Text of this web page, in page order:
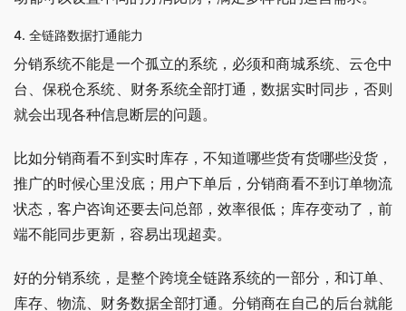
4. 全链路数据打通能力
分销系统不能是一个孤立的系统，必须和商城系统、云仓中
台、保税仓系统、财务系统全部打通，数据实时同步，否则
就会出现各种信息断层的问题。
比如分销商看不到实时库存，不知道哪些货有货哪些没货，
推广的时候心里没底；用户下单后，分销商看不到订单物流
状态，客户咨询还要去问总部，效率很低；库存变动了，前
端不能同步更新，容易出现超卖。
好的分销系统，是整个跨境全链路系统的一部分，和订单、
库存、物流、财务数据全部打通。分销商在自己的后台就能